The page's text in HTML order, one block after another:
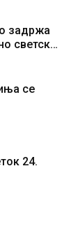
задржа
светско
се
24.